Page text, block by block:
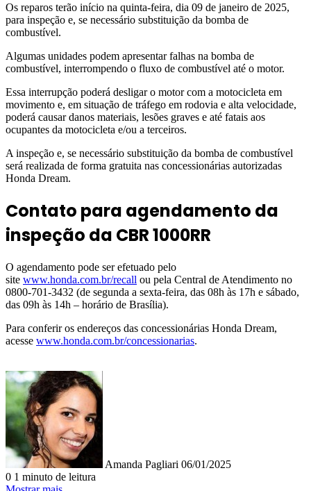
Os reparos terão início na quinta-feira, dia 09 de janeiro de 2025,
para inspeção e, se necessário substituição da bomba de
combustível.
Algumas unidades podem apresentar falhas na bomba de
combustível, interrompendo o fluxo de combustível até o motor.
Essa interrupção poderá desligar o motor com a motocicleta em
movimento e, em situação de tráfego em rodovia e alta velocidade,
poderá causar danos materiais, lesões graves e até fatais aos
ocupantes da motocicleta e/ou a terceiros.
A inspeção e, se necessário substituição da bomba de combustível
será realizada de forma gratuita nas concessionárias autorizadas
Honda Dream.
Contato para agendamento da
inspeção da CBR 1000RR
O agendamento pode ser efetuado pelo
site www.honda.com.br/recall ou pela Central de Atendimento no
0800-701-3432 (de segunda a sexta-feira, das 08h às 17h e sábado,
das 09h às 14h – horário de Brasília).
Para conferir os endereços das concessionárias Honda Dream,
acesse www.honda.com.br/concessionarias.
Amanda Pagliari 06/01/2025
0 1 minuto de leitura